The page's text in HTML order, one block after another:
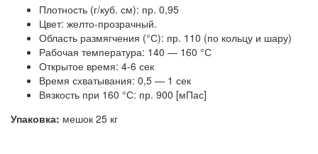
Плотность (г/куб. см): пр. 0,95
Цвет: желто-прозрачный.
Область размягчения (°С): пр. 110 (по кольцу и шару)
Рабочая температура: 140 — 160 °С
Открытое время: 4-6 сек
Время схватывания: 0,5 — 1 сек
Вязкость при 160 °С: пр. 900 [мПас]
Упаковка: мешок 25 кг